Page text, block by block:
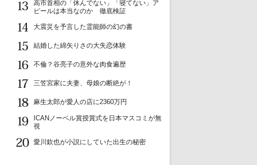
13
高市首相の「休んでない」「寝てない」ア
ピールは本当なのか 徹底検証
14
大震災を予言した霊能師の幻の書
15
結婚した綿矢りさの大失恋体験
16
不倫？谷亮子の意外な肉食遍歴
17
三笠宮家に夫妻、母娘の断絶が！
18
麻生太郎が愛人の店に2360万円
19
ICANノーベル賞授賞式を日本マスコミが無
視
20
愛川欽也が小説にしていた出生の秘密